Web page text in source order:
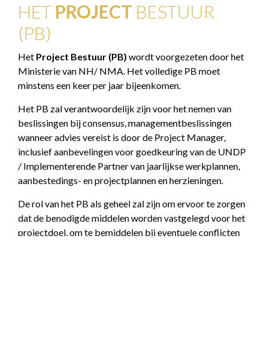
HET PROJECT BESTUUR
(PB)
Het Project Bestuur (PB) wordt voorgezeten door het
Ministerie van NH/ NMA. Het volledige PB moet
minstens een keer per jaar bijeenkomen.
Het PB zal verantwoordelijk zijn voor het nemen van
beslissingen bij consensus, managementbeslissingen
wanneer advies vereist is door de Project Manager,
inclusief aanbevelingen voor goedkeuring van de UNDP
/ Implementerende Partner van jaarlijkse werkplannen,
aanbestedings- en projectplannen en herzieningen.
De rol van het PB als geheel zal zijn om ervoor te zorgen
dat de benodigde middelen worden vastgelegd voor het
projectdoel, om te bemiddelen bij eventuele conflicten